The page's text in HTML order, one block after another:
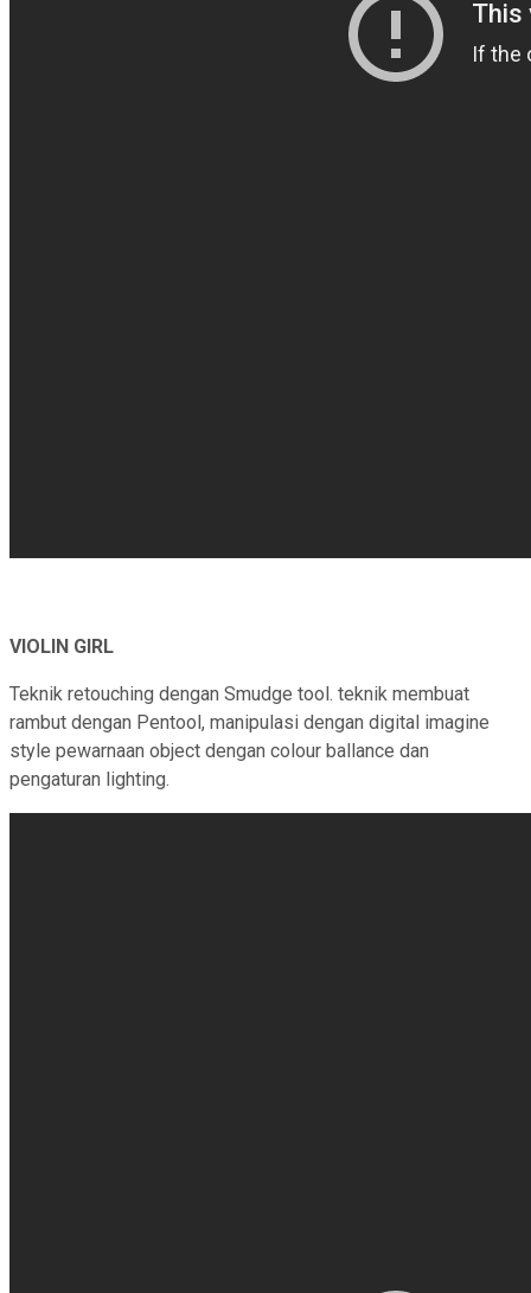
VIOLIN GIRL
Teknik retouching dengan Smudge tool. teknik membuat
rambut dengan Pentool, manipulasi dengan digital imagine
style pewarnaan object dengan colour ballance dan
pengaturan lighting.